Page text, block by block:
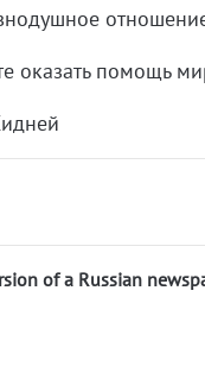
оказать помощь
of a Russian